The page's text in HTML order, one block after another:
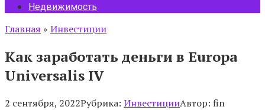
Недвижимость
Главная » Инвестиции
Как заработать деньги в Europa
Universalis IV
2 сентября, 2022Рубрика: ИнвестицииАвтор: fin